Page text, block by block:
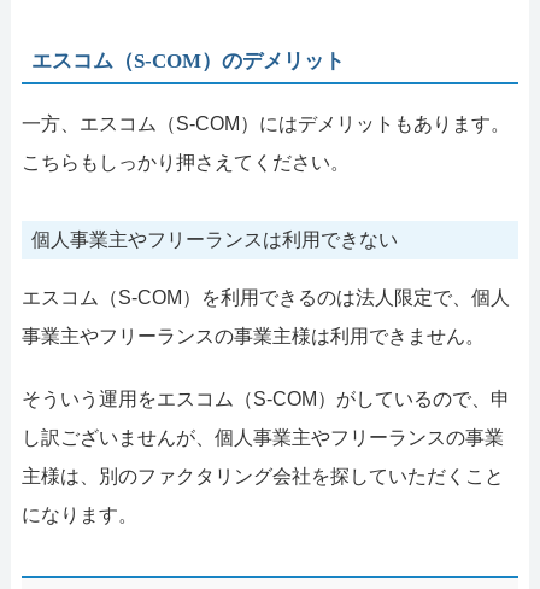
エスコム（S-COM）のデメリット
一方、エスコム（S-COM）にはデメリットもあります。
こちらもしっかり押さえてください。
個人事業主やフリーランスは利用できない
エスコム（S-COM）を利用できるのは法人限定で、個人
事業主やフリーランスの事業主様は利用できません。
そういう運用をエスコム（S-COM）がしているので、申
し訳ございませんが、個人事業主やフリーランスの事業
主様は、別のファクタリング会社を探していただくこと
になります。